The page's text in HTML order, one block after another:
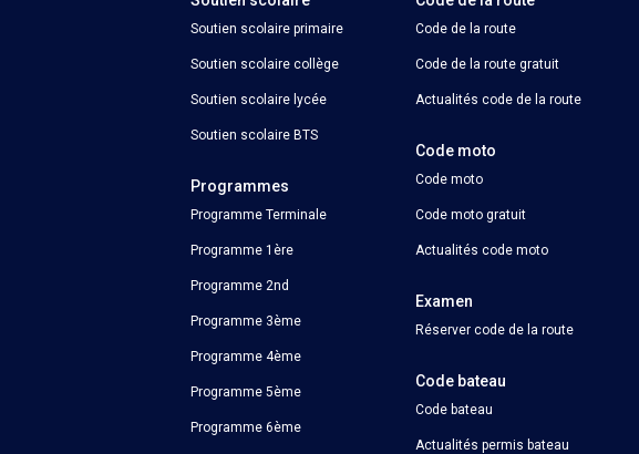
Soutien scolaire primaire
Soutien scolaire collège
Soutien scolaire lycée
Soutien scolaire BTS
Programmes
Programme Terminale
Programme 1ère
Programme 2nd
Programme 3ème
Programme 4ème
Programme 5ème
Programme 6ème
Code de la route
Code de la route gratuit
Actualités code de la route
Code moto
Code moto
Code moto gratuit
Actualités code moto
Examen
Réserver code de la route
Code bateau
Code bateau
Actualités permis bateau